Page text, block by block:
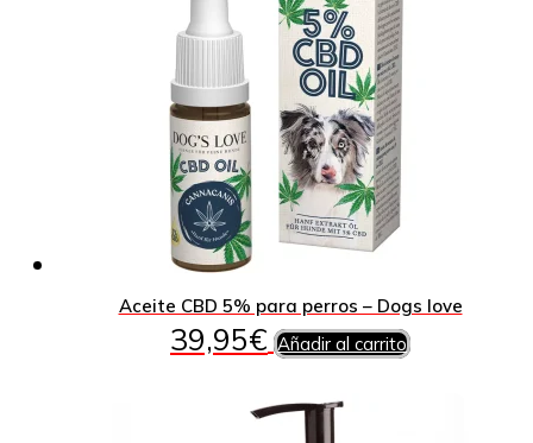
Aceite CBD 5% para perros – Dogs love
39,95€ Añadir al carrito